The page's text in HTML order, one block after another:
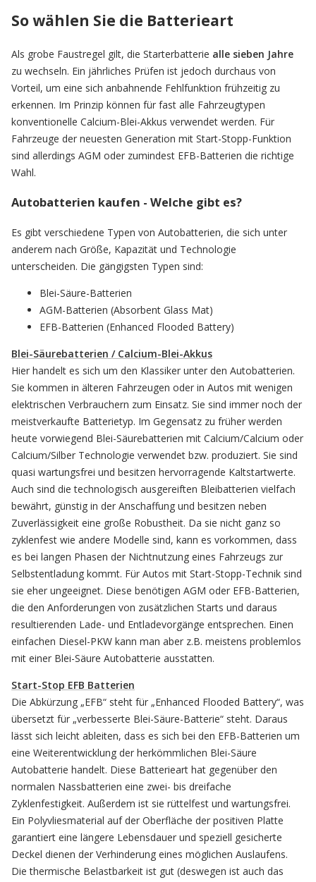
So wählen Sie die Batterieart
Als grobe Faustregel gilt, die Starterbatterie alle sieben Jahre
zu wechseln. Ein jährliches Prüfen ist jedoch durchaus von
Vorteil, um eine sich anbahnende Fehlfunktion frühzeitig zu
erkennen. Im Prinzip können für fast alle Fahrzeugtypen
konventionelle Calcium-Blei-Akkus verwendet werden. Für
Fahrzeuge der neuesten Generation mit Start-Stopp-Funktion
sind allerdings AGM oder zumindest EFB-Batterien die richtige
Wahl.
Autobatterien kaufen - Welche gibt es?
Es gibt verschiedene Typen von Autobatterien, die sich unter
anderem nach Größe, Kapazität und Technologie
unterscheiden. Die gängigsten Typen sind:
Blei-Säure-Batterien
AGM-Batterien (Absorbent Glass Mat)
EFB-Batterien (Enhanced Flooded Battery)
Blei-Säurebatterien / Calcium-Blei-Akkus
Hier handelt es sich um den Klassiker unter den Autobatterien.
Sie kommen in älteren Fahrzeugen oder in Autos mit wenigen
elektrischen Verbrauchern zum Einsatz. Sie sind immer noch der
meistverkaufte Batterietyp. Im Gegensatz zu früher werden
heute vorwiegend Blei-Säurebatterien mit Calcium/Calcium oder
Calcium/Silber Technologie verwendet bzw. produziert. Sie sind
quasi wartungsfrei und besitzen hervorragende Kaltstartwerte.
Auch sind die technologisch ausgereiften Bleibatterien vielfach
bewährt, günstig in der Anschaffung und besitzen neben
Zuverlässigkeit eine große Robustheit. Da sie nicht ganz so
zyklenfest wie andere Modelle sind, kann es vorkommen, dass
es bei langen Phasen der Nichtnutzung eines Fahrzeugs zur
Selbstentladung kommt. Für Autos mit Start-Stopp-Technik sind
sie eher ungeeignet. Diese benötigen AGM oder EFB-Batterien,
die den Anforderungen von zusätzlichen Starts und daraus
resultierenden Lade- und Entladevorgänge entsprechen. Einen
einfachen Diesel-PKW kann man aber z.B. meistens problemlos
mit einer Blei-Säure Autobatterie ausstatten.
Start-Stop EFB Batterien
Die Abkürzung „EFB“ steht für „Enhanced Flooded Battery“, was
übersetzt für „verbesserte Blei-Säure-Batterie“ steht. Daraus
lässt sich leicht ableiten, dass es sich bei den EFB-Batterien um
eine Weiterentwicklung der herkömmlichen Blei-Säure
Autobatterie handelt. Diese Batterieart hat gegenüber den
normalen Nassbatterien eine zwei- bis dreifache
Zyklenfestigkeit. Außerdem ist sie rüttelfest und wartungsfrei.
Ein Polyvliesmaterial auf der Oberfläche der positiven Platte
garantiert eine längere Lebensdauer und speziell gesicherte
Deckel dienen der Verhinderung eines möglichen Auslaufens.
Die thermische Belastbarkeit ist gut (deswegen ist auch das